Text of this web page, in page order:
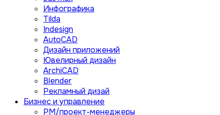
Инфографика
Tilda
Indesign
AutoCAD
Дизайн приложений
Ювелирный дизайн
ArchiCAD
Blender
Рекламный дизай
Бизнес и управление
PM/проект-менеджеры